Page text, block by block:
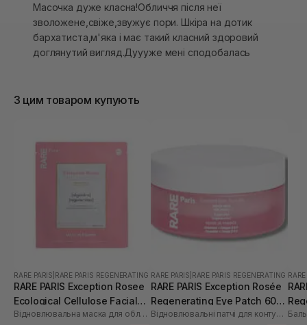
Масочка дуже класна!Обличчя після неї
зволожене,свіже,звужує пори. Шкіра на дотик
бархатиста,м'яка і має такий класний здоровий
доглянутий вигляд.Дуууже мені сподобалась
З цим товаром купують
RARE PARIS RARE PARIS REGENERATING
RARE PARIS Exception Rosee
Ecological Cellulose Facial
Mask 1 шт* 23 мл
Відновлювальна маска для обличчя з керамідами, омега-3 і омега-6
RARE PARIS RARE PARIS REGENERATING
RARE PARIS Exception Rosée
Regenerating Eye Patch 60
шт
Відновлювальні патчі для контуру очей з церамідами, Омега 3 та 6